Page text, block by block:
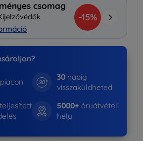
csomag
-15%
30 napig
visszaküldheted
5000+ áruátvételi
hely